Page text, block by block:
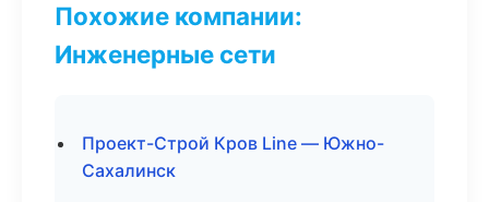
Похожие компании:
Инженерные сети
Проект-Строй Кров Line — Южно-
Сахалинск